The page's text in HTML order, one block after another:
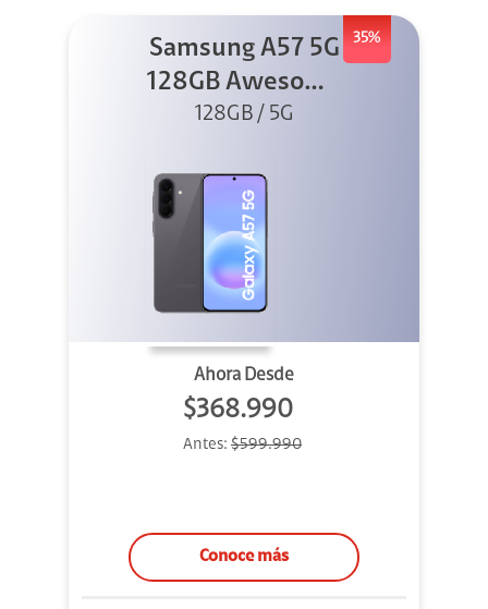
35%
Samsung A57 5G
128GB Awesome
Gray
128GB / 5G
Ahora Desde
$368.990
Antes: $599.990
Conoce más